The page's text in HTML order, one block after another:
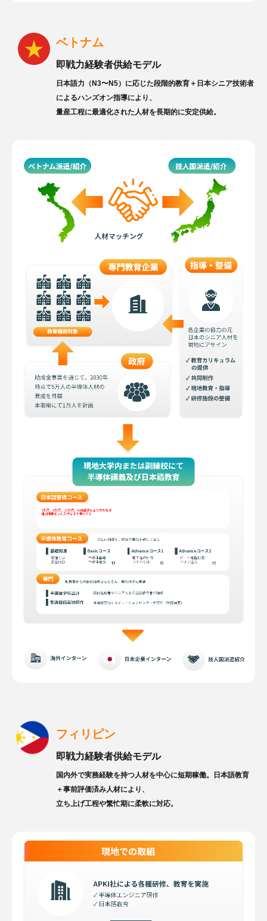
ベトナム
即戦力経験者供給モデル
日本語力（N3〜N5）に応じた段階的教育＋日本シニア技術者
によるハンズオン指導により、
量産工程に最適化された人材を長期的に安定供給。
フィリピン
即戦力経験者供給モデル
国内外で実務経験を持つ人材を中心に短期稼働。日本語教育
＋事前評価済み人材により、
立ち上げ工程や繁忙期に柔軟に対応。